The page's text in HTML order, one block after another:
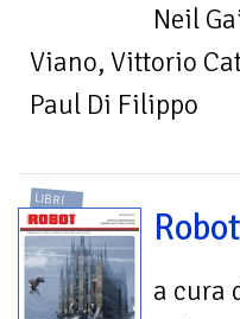
Neil
Viano, Vittorio
Paul Di Filippo
LIBRI
a cura